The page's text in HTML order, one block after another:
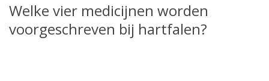
Welke vier medicijnen worden
voorgeschreven bij hartfalen?